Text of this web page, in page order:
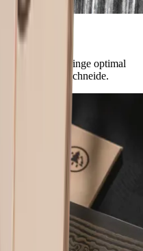
du deine Klinge optimal
saubere Schneide.